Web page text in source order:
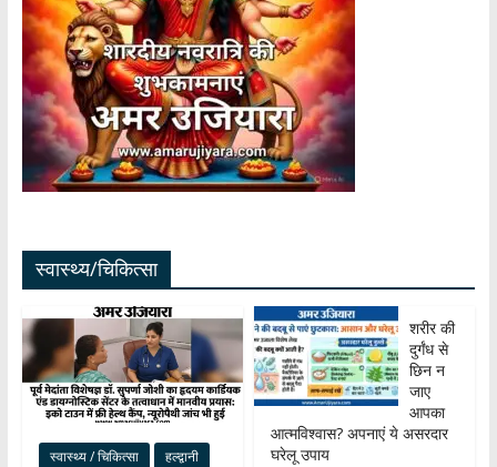
स्वास्थ्य/चिकित्सा
स्वास्थ्य / चिकित्सा हल्द्वानी
शरीर की
दुर्गंध से
छिन न
जाए
आपका
आत्मविश्वास? अपनाएं ये असरदार
घरेलू उपाय